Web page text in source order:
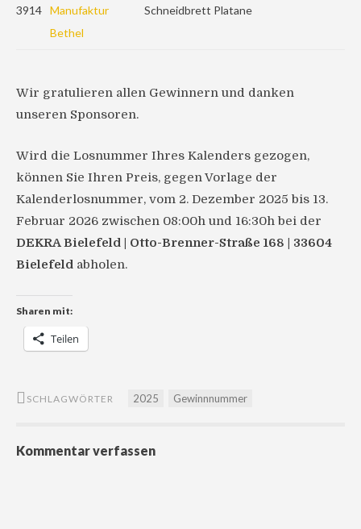
3914 Manufaktur
Bethel
Schneidbrett Platane
Wir gratulieren allen Gewinnern und danken
unseren Sponsoren.
Wird die Losnummer Ihres Kalenders gezogen,
können Sie Ihren Preis, gegen Vorlage der
Kalenderlosnummer, vom 2. Dezember 2025 bis 13.
Februar 2026 zwischen 08:00h und 16:30h bei der
DEKRA Bielefeld | Otto-Brenner-Straße 168 | 33604
Bielefeld abholen.
Sharen mit:
Teilen
SCHLAGWÖRTER 2025 Gewinnnummer
Kommentar verfassen